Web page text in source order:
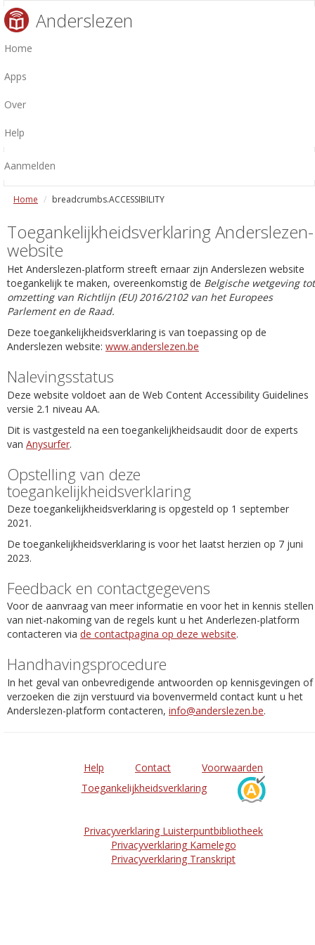
Anderslezen
Home
Apps
Over
Help
Aanmelden
Home breadcrumbs.ACCESSIBILITY
Toegankelijkheidsverklaring Anderslezen-
website
Het Anderslezen-platform streeft ernaar zijn Anderslezen website
toegankelijk te maken, overeenkomstig de Belgische wetgeving tot
omzetting van Richtlijn (EU) 2016/2102 van het Europees
Parlement en de Raad.
Deze toegankelijkheidsverklaring is van toepassing op de
Anderslezen website: www.anderslezen.be
Nalevingsstatus
Deze website voldoet aan de Web Content Accessibility Guidelines
versie 2.1 niveau AA.
Dit is vastgesteld na een toegankelijkheidsaudit door de experts
van Anysurfer.
Opstelling van deze
toegankelijkheidsverklaring
Deze toegankelijkheidsverklaring is opgesteld op 1 september
2021.
De toegankelijkheidsverklaring is voor het laatst herzien op 7 juni
2023.
Feedback en contactgegevens
Voor de aanvraag van meer informatie en voor het in kennis stellen
van niet-nakoming van de regels kunt u het Anderlezen-platform
contacteren via de contactpagina op deze website.
Handhavingsprocedure
In het geval van onbevredigende antwoorden op kennisgevingen of
verzoeken die zijn verstuurd via bovenvermeld contact kunt u het
Anderslezen-platform contacteren, info@anderslezen.be.
Help Contact
Voorwaarden
Toegankelijkheidsverklaring
Privacyverklaring Luisterpuntbibliotheek
Privacyverklaring Kamelego
Privacyverklaring Transkript